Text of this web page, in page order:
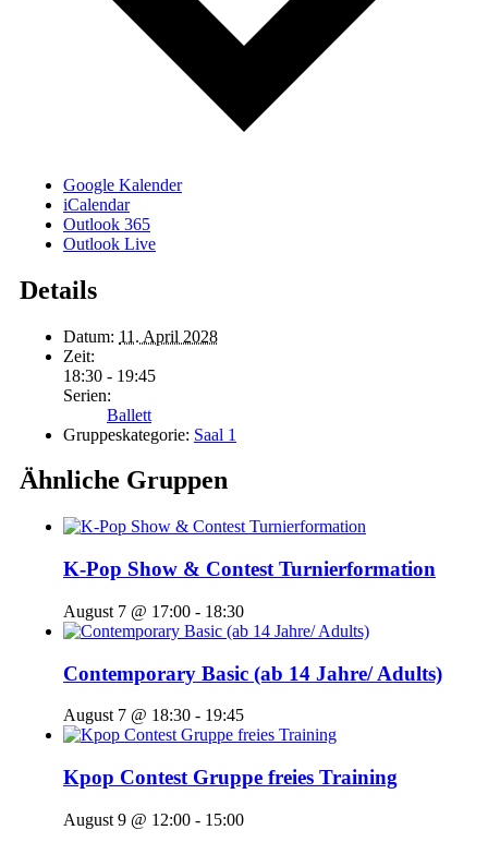
Google Kalender
iCalendar
Outlook 365
Outlook Live
Details
Datum: 11. April 2028
Zeit:
18:30 - 19:45
Serien:
Ballett
Gruppeskategorie: Saal 1
Ähnliche Gruppen
K-Pop Show & Contest Turnierformation
August 7 @ 17:00 - 18:30
Contemporary Basic (ab 14 Jahre/ Adults)
August 7 @ 18:30 - 19:45
Kpop Contest Gruppe freies Training
August 9 @ 12:00 - 15:00